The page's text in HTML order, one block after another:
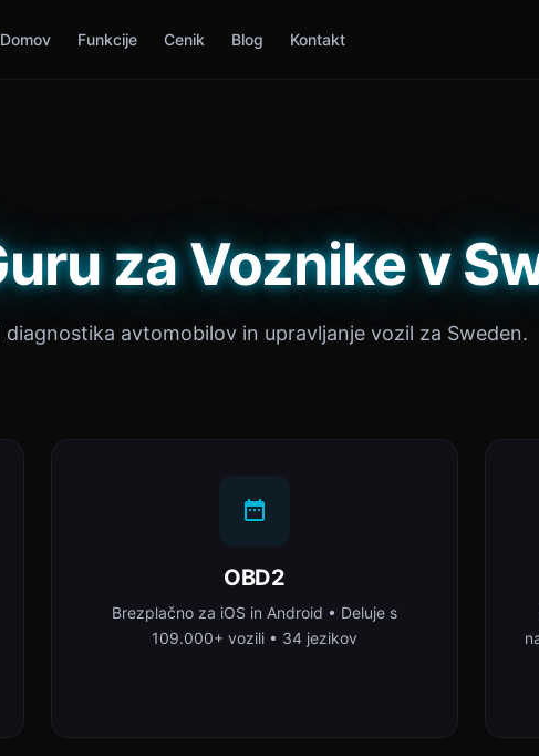
Domov Funkcije Cenik Blog Kontakt
za Voznike v
diagnostika avtomobilov in upravljanje vozil za Sweden.
OBD2
Brezplačno za iOS in Android • Deluje s
109.000+ vozili • 34 jezikov